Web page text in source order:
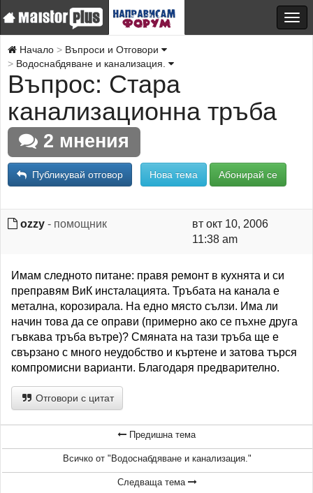
Начало
Въпроси и Отговори
Водоснабдяване и канализация.
Въпрос: Стара
канализационна тръба
2 мнения
Публикувай отговор Нова тема Абонирай се
ozzy - помощник
вт окт 10, 2006
11:38 am
Имам следното питане: правя ремонт в кухнята и си
преправям ВиК инсталацията. Тръбата на канала е
метална, корозирала. На едно място сълзи. Има ли
начин това да се оправи (примерно ако се пъхне друга
гъвкава тръба вътре)? Смяната на тази тръба ще е
свързано с много неудобство и къртене и затова търся
компромисни варианти. Благодаря предварително.
Отговори с цитат
Предишна тема
Всичко от "Водоснабдяване и канализация."
Следваща тема